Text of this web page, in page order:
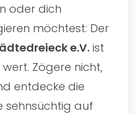
oder dich
möchtest: Der
e.V. ist
Zögere nicht,
entdecke die
sehnsüchtig auf